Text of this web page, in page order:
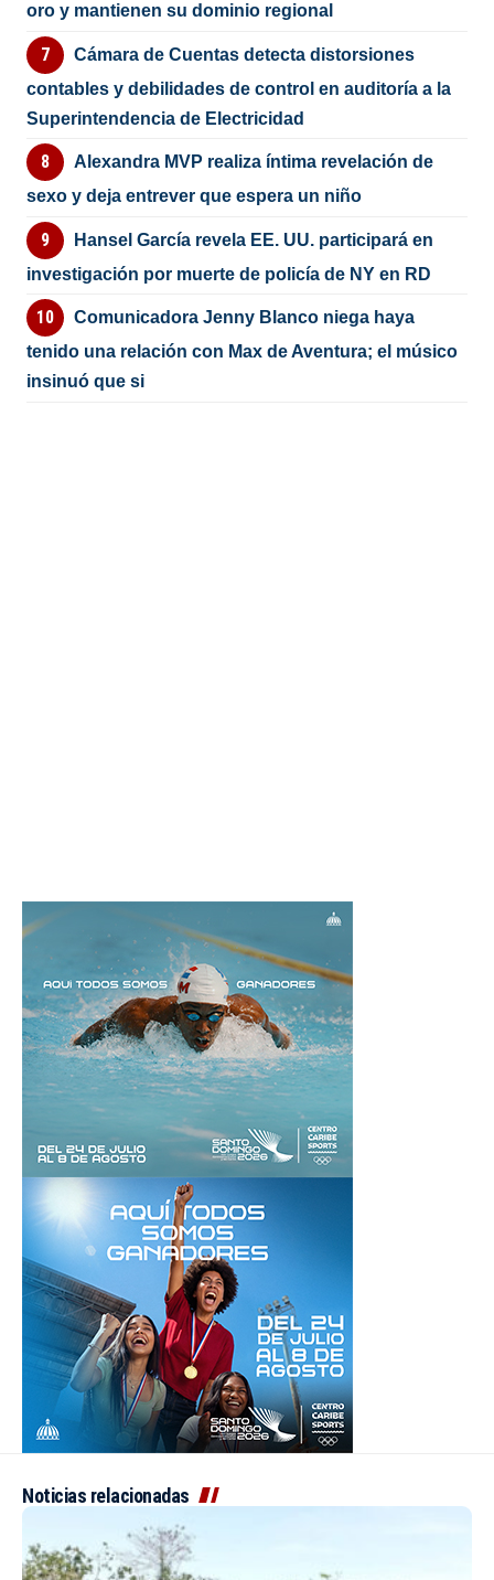
oro y mantienen su dominio regional
Cámara de Cuentas detecta distorsiones
contables y debilidades de control en auditoría a la
Superintendencia de Electricidad
Alexandra MVP realiza íntima revelación de
sexo y deja entrever que espera un niño
Hansel García revela EE. UU. participará en
investigación por muerte de policía de NY en RD
Comunicadora Jenny Blanco niega haya
tenido una relación con Max de Aventura; el músico
insinuó que si
Noticias relacionadas